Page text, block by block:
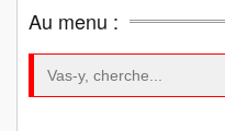
Au menu :